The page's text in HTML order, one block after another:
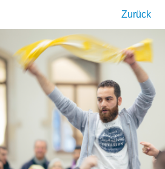
Zurück